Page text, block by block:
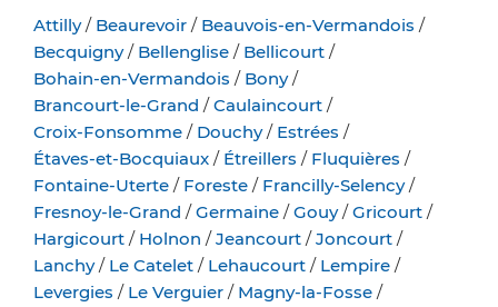
Attilly/ Beaurevoir / Beauvois-en-Vermandois /
Becquigny/ Bellenglise / Bellicourt /
Bohain-en-Vermandois / Bony/
Brancourt-le-Grand /Caulaincourt /
Croix-Fonsomme / Douchy/ Estrées /
Étaves-et-Bocquiaux / Étreillers / Fluquières /
Fontaine-Uterte / Foreste / Francilly-Selency/
Fresnoy-le-Grand /Germaine /Gouy/Gricourt /
Hargicourt / Holnon /Jeancourt /Joncourt /
Lanchy/ Le Catelet / Lehaucourt / Lempire /
Levergies / Le Verguier / Magny-la-Fosse /